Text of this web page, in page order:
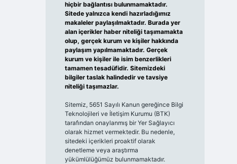
hiçbir bağlantısı bulunmamaktadır.
Sitede yalnızca kendi hazırladığımız
makaleler paylaşılmaktadır. Burada yer
alan içerikler haber niteliği taşımamakta
olup, gerçek kurum ve kişiler hakkında
paylaşım yapılmamaktadır. Gerçek
kurum ve kişiler ile isim benzerlikleri
tamamen tesadüfidir. Sitemizdeki
bilgiler taslak halindedir ve tavsiye
niteliği taşımazlar.
Sitemiz, 5651 Sayılı Kanun gereğince Bilgi
Teknolojileri ve İletişim Kurumu (BTK)
tarafından onaylanmış bir Yer Sağlayıcı
olarak hizmet vermektedir. Bu nedenle,
sitedeki içerikleri proaktif olarak
denetleme veya araştırma
yükümlülüğümüz bulunmamaktadır.